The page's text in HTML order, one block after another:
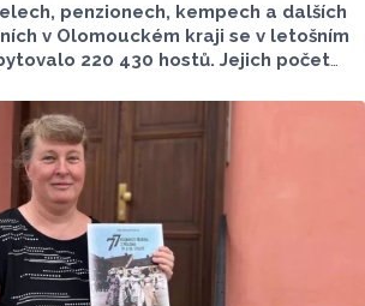
penzionech, kempech a dalších
v Olomouckém kraji se v letošním
220 430 hostů. Jejich počet
cizinců, kterých bylo 45 548,
více. Naopak domácích hostů
v tomto období navštívilo 174 882
o 3,6 procenta méně. Celkový
kraji klesl o 4,7 procenta. Údaje
statistický úřad (ČSÚ).